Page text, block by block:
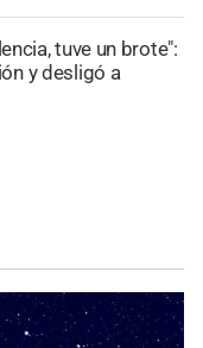
tuve un brote":
y desligó a